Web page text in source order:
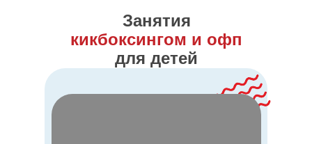
Занятия
кикбоксингом и офп
для детей